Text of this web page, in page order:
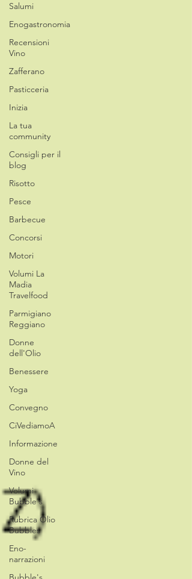
Salumi
Enogastronomia
Recensioni
Vino
Zafferano
Pasticceria
Inizia
La tua
community
Consigli per il
blog
Risotto
Pesce
Barbecue
Concorsi
Motori
Volumi La
Madia
Travelfood
Parmigiano
Reggiano
Donne
dell'Olio
Benessere
Yoga
Convegno
CiVediamoA
Informazione
Donne del
Vino
Volumi
Bubble's
Rubrica Olio
Bubbles
Eno-
narrazioni